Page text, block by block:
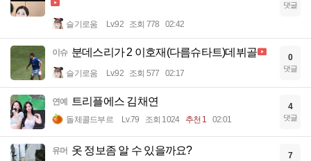
슬기로움 Lv.92 조회 778 02:42
댓글
이슈 분데스리가 2 이호재(다름슈타트)데뷔골
슬기로움 Lv.92 조회 577 02:17
0
댓글
연예 트리플에스 김채연
돌체콜드부르 Lv.79 조회 1024 추천 1 02:01
4
댓글
유머 옷 정보좀 알 수 있을까요? 7